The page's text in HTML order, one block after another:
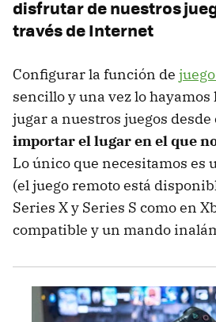
disfrutar de nuestros
través de Internet
Configurar la función de
sencillo y una vez lo hayamos
jugar a nuestros juegos
importar el lugar en el que
Lo único que necesitamos es
(el juego remoto está
Series X y Series S como en
compatible y un mando